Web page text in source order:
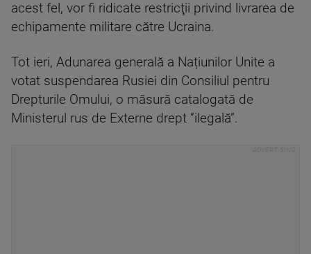
acest fel, vor fi ridicate restricţii privind livrarea de
echipamente militare către Ucraina.
Tot ieri, Adunarea generală a Națiunilor Unite a
votat suspendarea Rusiei din Consiliul pentru
Drepturile Omului, o măsură catalogată de
Ministerul rus de Externe drept ”ilegală”.